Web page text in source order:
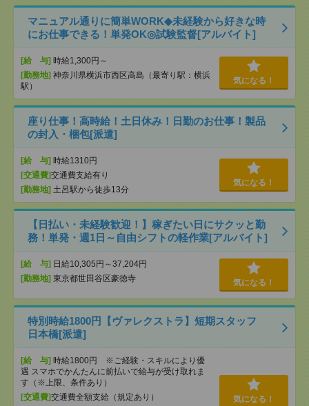
マニュアル通りに簡単WORK◆未経験から好きな時
にお仕事できる！単発OK◎試験監督[アルバイト]
[給 与] 時給1,300円～
[勤務地] 神奈川県横浜市西区高島（最寄り駅：横浜
駅）
気になる！
座り仕事！高時給！土日休み！日勤のお仕事！製品
の封入・梱包[派遣]
[給 与] 時給1310円
[交通費]交通費支給有り
[勤務地] 土呂駅から徒歩13分
気になる！
【日払い・未経験歓迎！】稼ぎたい日にサクッと勤
務！単発・週1日～自由シフトの軽作業[アルバイト]
[給 与] 日給10,305円～37,204円
[勤務地] 東京都世田谷区豪徳寺 気になる！
特別時給1800円【ヴァレクストラ】短期スタッフ
日本橋[派遣]
[給 与] 時給1800円 ※ご経験・スキルにより優
遇 スマホでかんたんに前払いで給与が受け取れま
す（※上限、条件あり）
[交通費]交通費全額支給（規定あり）
気になる！